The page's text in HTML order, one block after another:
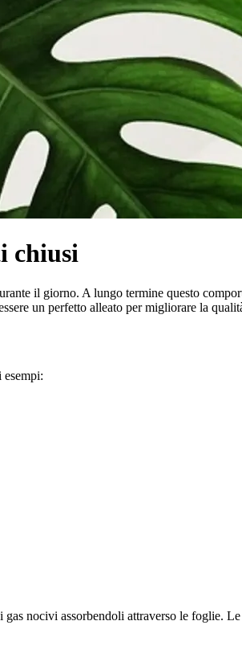
chiusi
il giorno. A lungo termine questo
un perfetto alleato per migliorare la
esempi:
nocivi assorbendoli attraverso le foglie.